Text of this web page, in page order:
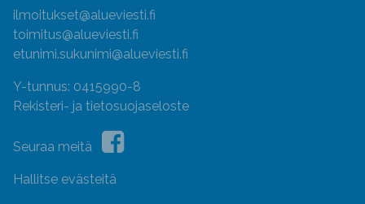
ilmoitukset@alueviesti.fi
toimitus@alueviesti.fi
etunimi.sukunimi@alueviesti.fi
Y-tunnus: 0415990-8
Rekisteri- ja tietosuojaseloste
Seuraa meitä
Hallitse evästeitä